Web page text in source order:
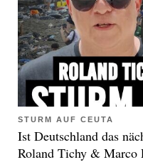
STURM AUF CEUTA
Ist Deutschland das
Roland Tichy & Marco